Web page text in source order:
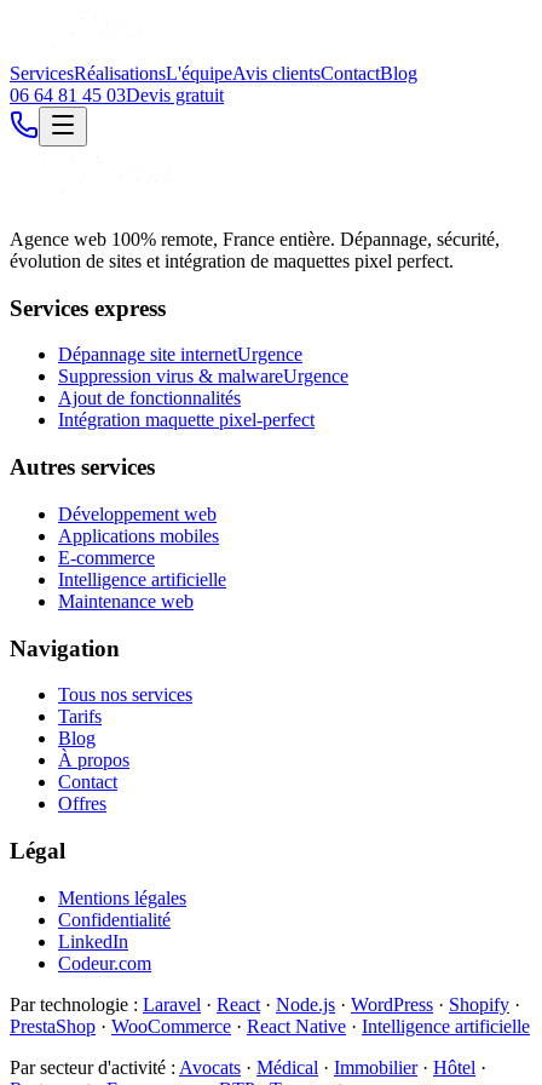
ServicesRéalisationsL'équipeAvis clientsContactBlog
06 64 81 45 03Devis gratuit
Agence web 100% remote, France entière. Dépannage, sécurité,
évolution de sites et intégration de maquettes pixel perfect.
Services express
Dépannage site internetUrgence
Suppression virus & malwareUrgence
Ajout de fonctionnalités
Intégration maquette pixel-perfect
Autres services
Développement web
Applications mobiles
E-commerce
Intelligence artificielle
Maintenance web
Navigation
Tous nos services
Tarifs
Blog
À propos
Contact
Offres
Légal
Mentions légales
Confidentialité
LinkedIn
Codeur.com
Par technologie : Laravel · React · Node.js · WordPress · Shopify ·
PrestaShop · WooCommerce · React Native · Intelligence artificielle
Par secteur d'activité : Avocats · Médical · Immobilier· Hôtel ·